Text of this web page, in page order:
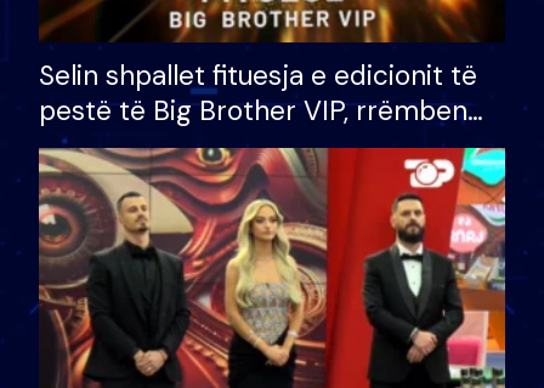
Selin shpallet fituesja e edicionit të
pestë të Big Brother VIP, rrëmben
çmimin e madh prej 100 mijë eurosh